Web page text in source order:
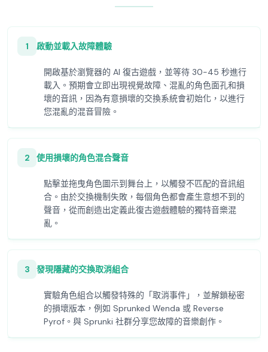
1 啟動並載入故障體驗
開啟基於瀏覽器的 AI 復古遊戲，並等待 30-45 秒進行
載入。預期會立即出現視覺故障、混亂的角色面孔和損
壞的音訊，因為有意損壞的交換系統會初始化，以進行
您混亂的混音冒險。
2 使用損壞的角色混合聲音
點擊並拖曳角色圖示到舞台上，以觸發不匹配的音訊組
合。由於交換機制失敗，每個角色都會產生意想不到的
聲音，從而創造出定義此復古遊戲體驗的獨特音樂混
亂。
3 發現隱藏的交換取消組合
實驗角色組合以觸發特殊的「取消事件」，並解鎖秘密
的損壞版本，例如 Sprunked Wenda 或 Reverse
Pyrof。與 Sprunki 社群分享您故障的音樂創作。